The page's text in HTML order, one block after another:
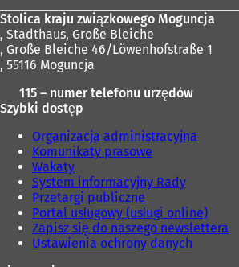
Stolica kraju związkowego Moguncja
, Stadthaus, Große Bleiche
, Große Bleiche 46/Löwenhofstraße 1
, 55116 Moguncja
115 – numer telefonu urzędów
Szybki dostęp
Organizacja administracyjna
Komunikaty prasowe
Wakaty
System informacyjny Rady
Przetargi publiczne
Portal usługowy (usługi online)
Zapisz się do naszego newslettera
Ustawienia ochrony danych